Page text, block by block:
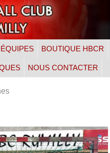
BOUTIQUE HBCR
NOUS CONTACTER